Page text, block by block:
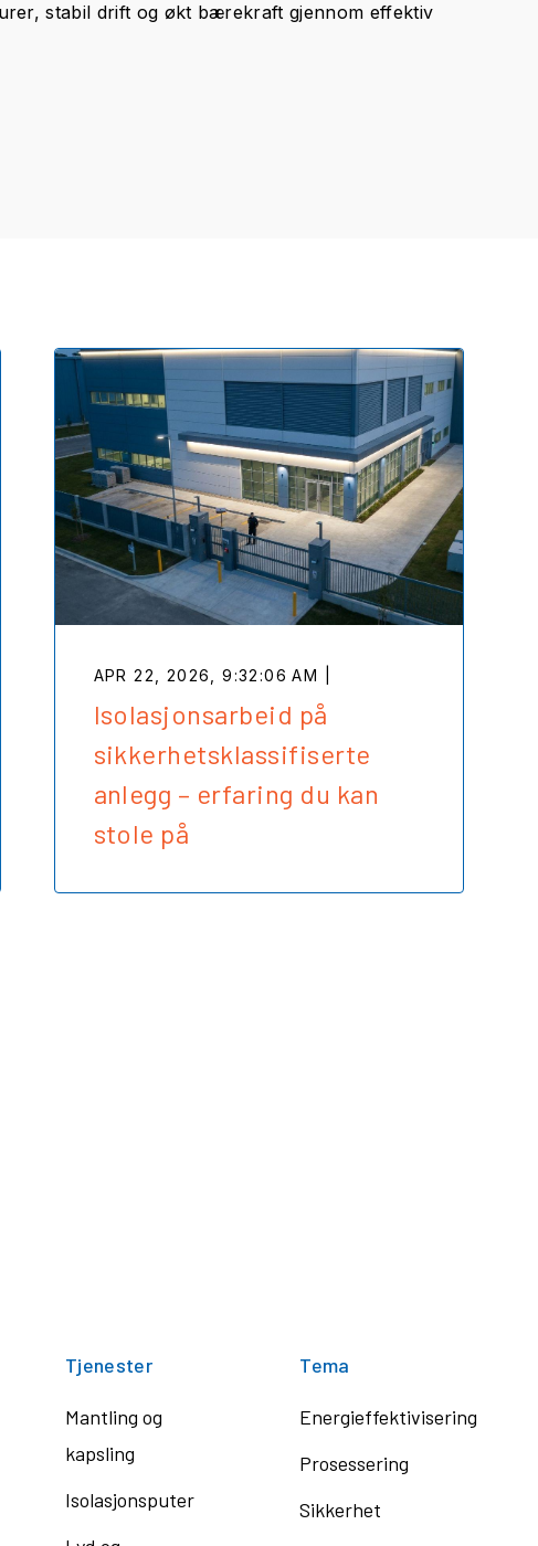
stabil drift og økt bærekraft gjennom effektiv
APR 22, 2026, 9:32:06 AM |
Isolasjonsarbeid på
sikkerhetsklassifiserte
anlegg – erfaring du kan
stole på
Tjenester
Mantling og
kapsling
Isolasjonsputer
Tema
Energieffektivisering
Prosessering
Sikkerhet